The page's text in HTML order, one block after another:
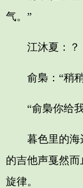
气。”
江沐夏：？
俞梟：“稍
“俞梟你给
暮色里的
的吉他声戛然
旋律。